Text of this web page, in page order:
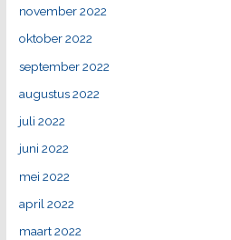
november 2022
oktober 2022
september 2022
augustus 2022
juli 2022
juni 2022
mei 2022
april 2022
maart 2022